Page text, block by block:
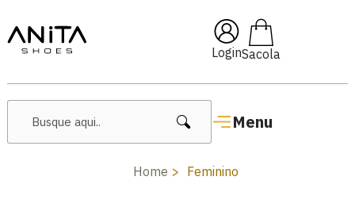
Login
Menu
🔥 Lançamentos Femininos
Home Feminino